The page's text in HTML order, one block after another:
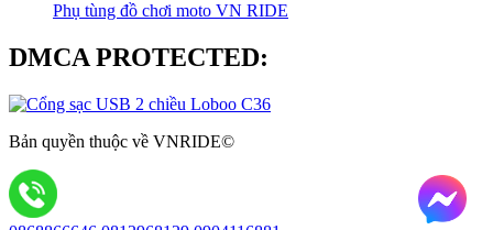
Phụ tùng đồ chơi moto VN RIDE
DMCA PROTECTED:
Bản quyền thuộc về VNRIDE©